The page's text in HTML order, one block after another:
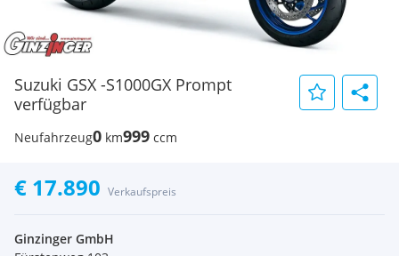
Suzuki GSX -S1000GX Prompt
verfügbar
Neufahrzeug0 km999 ccm
€ 17.890 Verkaufspreis
Ginzinger GmbH